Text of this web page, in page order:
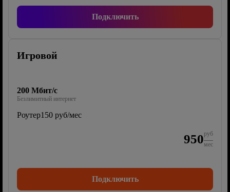
Подключить
Игровой
200 Мбит/с
Безлимитный интернет
Роутер150 руб/мес
950руб
мес
Подключить